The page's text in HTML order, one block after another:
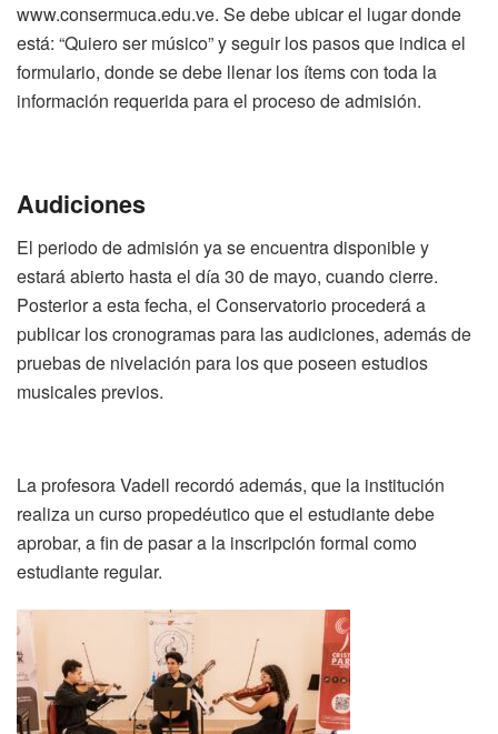
www.consermuca.edu.ve. Se debe ubicar el lugar donde
está: “Quiero ser músico” y seguir los pasos que indica el
formulario, donde se debe llenar los ítems con toda la
información requerida para el proceso de admisión.
Audiciones
El periodo de admisión ya se encuentra disponible y
estará abierto hasta el día 30 de mayo, cuando cierre.
Posterior a esta fecha, el Conservatorio procederá a
publicar los cronogramas para las audiciones, además de
pruebas de nivelación para los que poseen estudios
musicales previos.
La profesora Vadell recordó además, que la institución
realiza un curso propedéutico que el estudiante debe
aprobar, a fin de pasar a la inscripción formal como
estudiante regular.